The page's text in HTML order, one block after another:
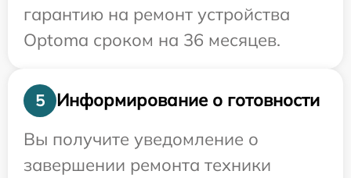
гарантию на ремонт устройства
Optoma сроком на 36 месяцев.
5
Информирование о готовности
Вы получите уведомление о
завершении ремонта техники